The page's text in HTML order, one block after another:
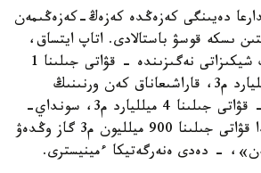
-جىلدارعا دەيىنگى كەزەڭدە كەزەڭ-كەزەڭىمەن
ىسكە قوسۋ باستالادى. اتاپ ايتساق،
قاشاعان كەن ورنىنىڭ شيكىزاتى نەگىزىندە - قۋاتى جىلىنا 1
ميلليارد جانە 2,5 ميلليارد م3، قاراشىعاناق كەن ورنىنىڭ
شيكىزاتى نەگىزىندە - قۋاتى جىلىنا 4 ميلليارد م3، سونداي-
اق جاڭاوزەن قالاسىندا قۋاتى جىلىنا 900 ميلليون م3 گاز وڭدەۋ
- دەدى ەنەرگەتيكا ءمينيسترى.